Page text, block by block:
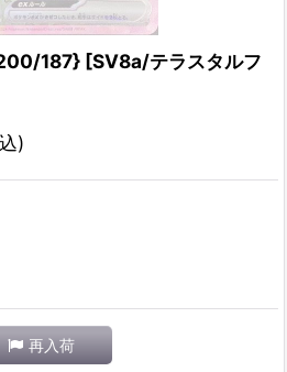
187} [SV8a/テラスタルフ
)
再入荷